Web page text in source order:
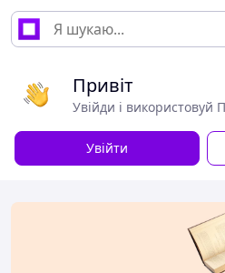
Привіт
Увійди і використовуй
Увійти